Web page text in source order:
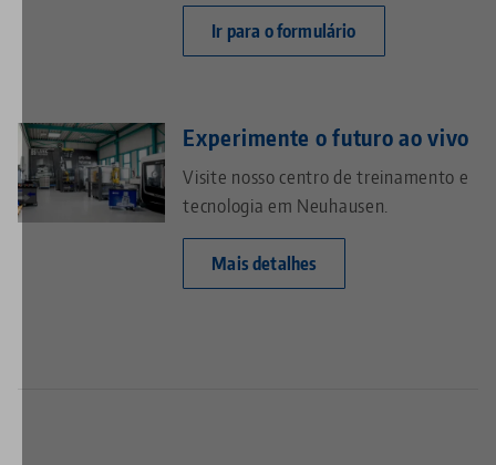
Ir para o formulário
Experimente o futuro ao vivo
Visite nosso centro de treinamento e
tecnologia em Neuhausen.
Mais detalhes